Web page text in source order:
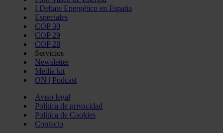
I Debate Energético en España
Especiales
COP 30
COP 29
COP 28
Servicios
Newsletter
Media kit
ON | Podcast
Aviso legal
Política de privacidad
Política de Cookies
Contacto